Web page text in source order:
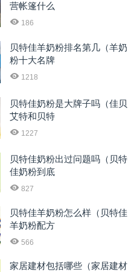
营帐篷什么
186
贝特佳羊奶粉排名第几（羊奶
粉十大名牌
1218
贝特佳奶粉是大牌子吗（佳贝
艾特和贝特
1227
贝特佳奶粉出过问题吗（贝特
佳奶粉到底
827
贝特佳羊奶粉怎么样（贝特佳
羊奶粉配方
566
家居建材包括哪些（家居建材